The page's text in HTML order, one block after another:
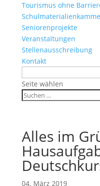
Tourismus ohne
Seniorenprojekte
Veranstaltungen
Stellenausschreibung
Kontakt
Seite wählen
Alles im
04. März 2019